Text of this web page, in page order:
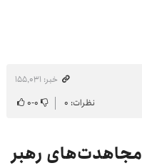
خبر: ۱۵۵٬۰۳۱
نظرات: ۰ ۰-۰
رهبر